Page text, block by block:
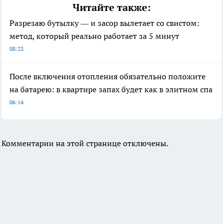
Читайте также:
Разрезаю бутылку — и засор вылетает со свистом:
метод, который реально работает за 5 минут
08:23
После включения отопления обязательно положите
на батарею: в квартире запах будет как в элитном спа
06:14
Комментарии на этой странице отключены.